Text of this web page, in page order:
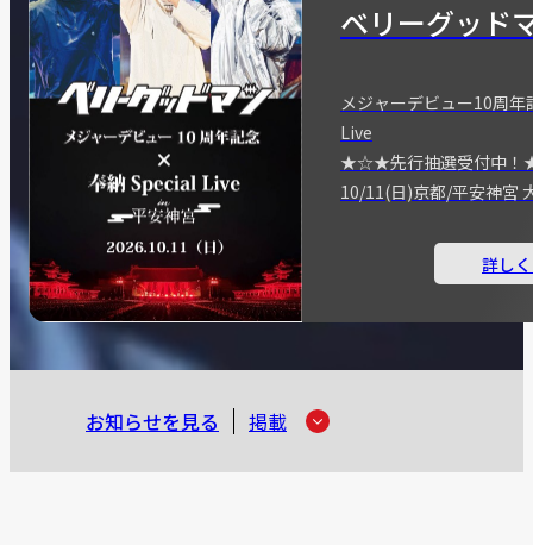
ベリーグッド
メジャーデビュー10周
Live
★☆★先行抽選受付中
10/11(日)京都/平安神宮
詳し
お知らせを見る 掲載